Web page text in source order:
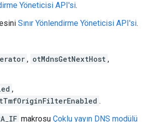
Yöneticisi API'si.
Sınır Yönlendirme Yöneticisi API'si.
, otMdnsGetNextHost ,
,
.
makrosu Çoklu yayın DNS modülü